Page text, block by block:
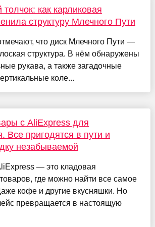
как карликовая
структуру Млечного Пути
что диск Млечного Пути —
структура. В нём обнаружены
рукава, а также загадочные
коле...
с AliExpress для
Все пригодятся в пути и
незабываемой
— это кладовая
где можно найти все самое
кофе и другие вкусняшки. Но
превращается в настоящую